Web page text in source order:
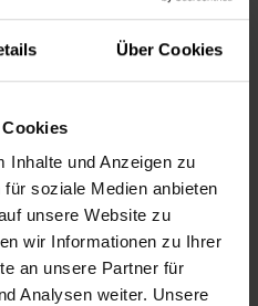
Über Cookies
Inhalte und Anzeigen zu
soziale Medien anbieten
unsere Website zu
wir Informationen zu Ihrer
an unsere Partner für
Analysen weiter. Unsere
wir noch eine passende
6 Jahren; 13 - 15 Uhr